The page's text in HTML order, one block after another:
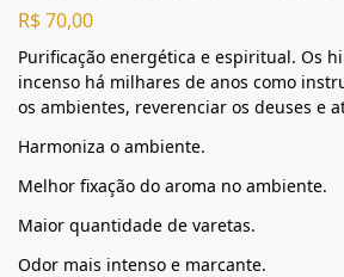
R$70,00
Purificação energética e espiritual. Os
incenso há milhares de anos como
os ambientes, reverenciar os deuses e
Harmoniza o ambiente.
Melhor fixação do aroma no ambiente.
Maior quantidade de varetas.
Odor mais intenso e marcante.